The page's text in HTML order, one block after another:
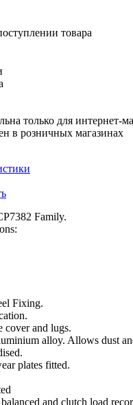
товара
только для интернет-
в розничных магазинах
Family.
Fixing.
cover and lugs.
alloy. Allows dust
plates fitted.
and clutch load